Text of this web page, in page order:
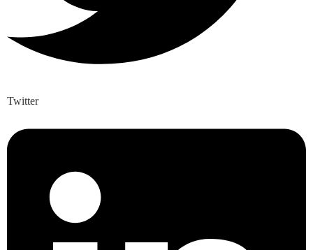
Twitter